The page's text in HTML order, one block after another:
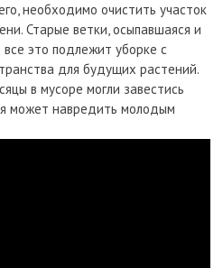
необходимо очистить участок
Старые ветки, осыпавшаяся и
это подлежит уборке с
для будущих растений.
в мусоре могли завестись
может навредить молодым